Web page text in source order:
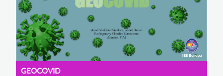
GEOCOVID